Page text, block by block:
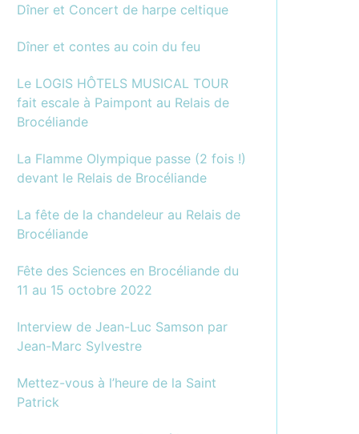
Dîner et Concert de harpe celtique
Dîner et contes au coin du feu
Le LOGIS HÔTELS MUSICAL TOUR
fait escale à Paimpont au Relais de
Brocéliande
La Flamme Olympique passe (2 fois !)
devant le Relais de Brocéliande
La fête de la chandeleur au Relais de
Brocéliande
Fête des Sciences en Brocéliande du
11 au 15 octobre 2022
Interview de Jean-Luc Samson par
Jean-Marc Sylvestre
Mettez-vous à l’heure de la Saint
Patrick